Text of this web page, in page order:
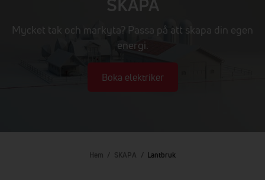
SKAPA
Mycket tak och markyta? Passa på att skapa din egen
energi.
Boka elektriker
Hem / SKAPA / Lantbruk